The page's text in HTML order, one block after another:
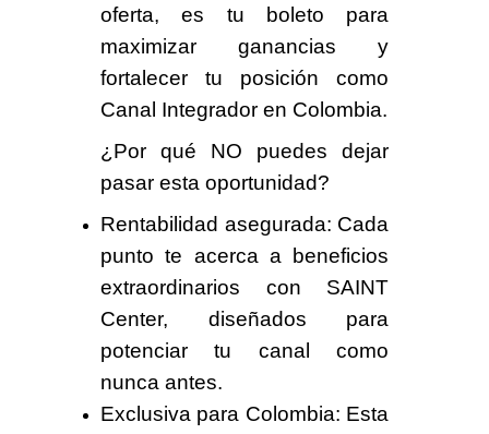
oferta, es tu boleto para
maximizar ganancias y
fortalecer tu posición como
Canal Integradoren Colombia.
¿Por qué NO puedes dejar
pasar esta oportunidad?
Rentabilidad asegurada: Cada
punto te acerca a beneficios
extraordinarios con SAINT
Center, diseñados para
potenciar tu canal como
nunca antes.
Exclusiva para Colombia: Esta